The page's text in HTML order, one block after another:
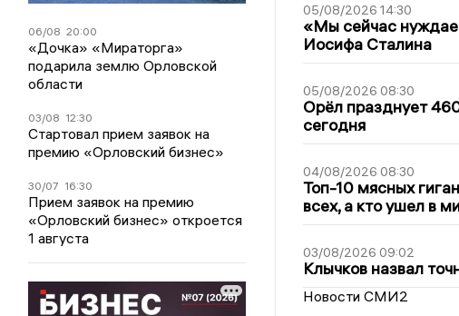
06/08 20:00
«Дочка» «Мираторга»
подарила землю Орловской
области
03/08 12:30
Стартовал прием заявок на
премию «Орловский бизнес»
30/07 16:30
Прием заявок на премию
«Орловский бизнес» откроется
1 августа
05/08/2026 14:30
«Мы сейчас
Иосифа Сталина
05/08/2026 08:30
Орёл празднует
сегодня
04/08/2026 08:30
Топ-10 мясных
всех, а кто ушел в
03/08/2026 09:02
Клычков назвал
Новости СМИ2